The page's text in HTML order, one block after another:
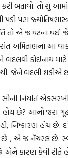
બતાવો. તો શું આમાં
પડી પણ
તો એ જ ઘટના થઈ
અમિતાભનાં આ
બદલવી કોઈનાય
જેને બદલી શકીએ
સૌની નિયતિ
હોય છે? આનો જરા
નિષ્કારણ હોય છે.
છે , એ જ નૅચરલ છે.
એને કારણ કેવી રીતે